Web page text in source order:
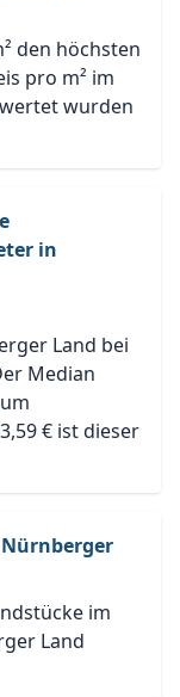
den höchsten
pro m² im
wurden
in
Land bei
Median
€ ist dieser
im
Land